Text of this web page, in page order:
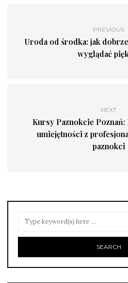
PREVIOUS
Uroda od środka: jak
wyglądać
NEXT
Kursy Paznokcie
umiejętności z
paznokci